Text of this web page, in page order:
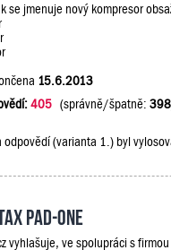
se jmenuje nový kompresor
15.6.2013
405 (správně/špatně: 398
odpovědí (varianta 1.) byl
PAD-One
vyhlašuje, ve spolupráci s firmou